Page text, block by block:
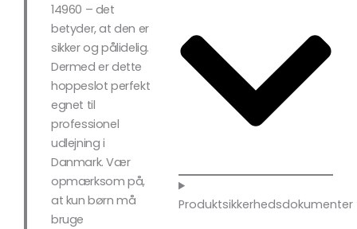
14960 – det
betyder, at den er
sikker og pålidelig.
Dermed er dette
hoppeslot perfekt
egnet til
professionel
udlejning i
Danmark. Vær
opmærksom på,
at kun børn må
bruge
Produktsikkerhedsdokumenter